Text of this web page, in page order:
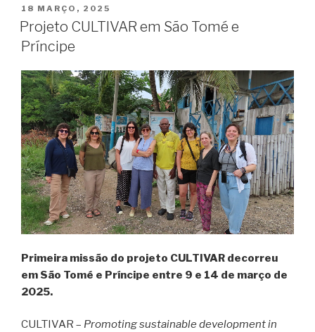
PUBLICADO
EM
18 MARÇO, 2025
Projeto CULTIVAR em São Tomé e
Príncipe
Primeira missão do projeto CULTIVAR decorreu
em São Tomé e Príncipe entre 9 e 14 de março de
2025.
CULTIVAR – Promoting sustainable development in